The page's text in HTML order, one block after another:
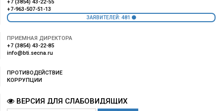
+7 (3854) 43-22-55
+7-963-507-51-13
ЗАЯВИТЕЛЕЙ: 481
ПРИЕМНАЯ ДИРЕКТОРА
+7 (3854) 43-22-85
info@bti.secna.ru
ПРОТИВОДЕЙСТВИЕ
КОРРУПЦИИ
ВЕРСИЯ ДЛЯ СЛАБОВИДЯЩИХ